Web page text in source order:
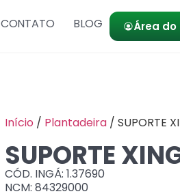
CONTATO BLOG Área
Início / Plantadeira / SUPORTE
SUPORTE
CÓD. INGÁ: 1.37690
NCM: 84329000